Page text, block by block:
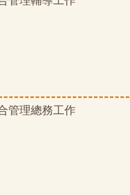
管理總務工作